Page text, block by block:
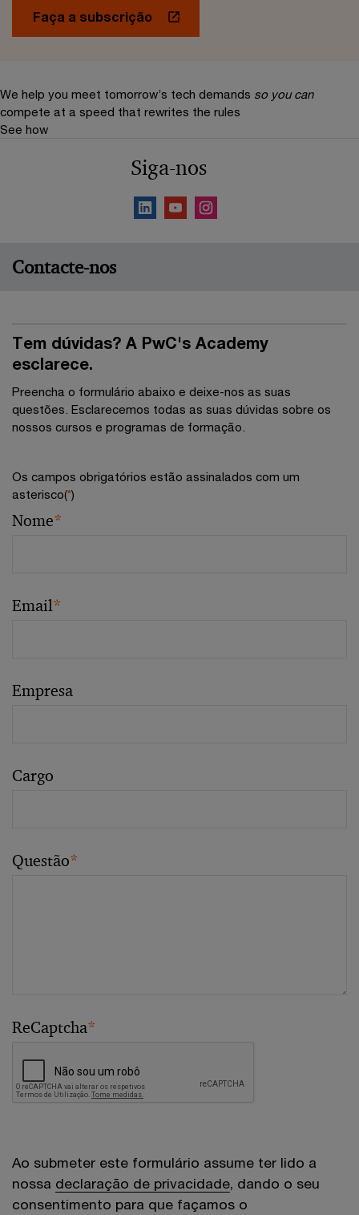
Faça a subscrição
We help you meet tomorrow’s tech demands so you can
compete at a speed that rewrites the rules
See how
Siga-nos
Contacte-nos
Tem dúvidas? A PwC's Academy
esclarece.
Preencha o formulário abaixo e deixe-nos as suas
questões. Esclarecemos todas as suas dúvidas sobre os
nossos cursos e programas de formação.
Os campos obrigatórios estão assinalados com um
asterisco(*)
Nome*
Email*
Empresa
Cargo
Questão*
ReCaptcha*
Ao submeter este formulário assume ter lido a
nossa declaração de privacidade, dando o seu
consentimento para que façamos o